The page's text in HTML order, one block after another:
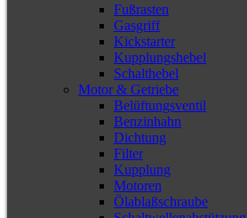
Fußrasten
Gasgriff
Kickstarter
Kupplungshebel
Schalthebel
Motor & Getriebe
Belüftungsventil
Benzinhahn
Dichtung
Filter
Kupplung
Motoren
Ölablaßschraube